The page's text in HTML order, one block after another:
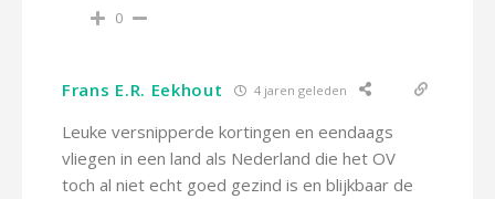
0
Frans E.R. Eekhout 4 jaren geleden
Leuke versnipperde kortingen en eendaags
vliegen in een land als Nederland die het OV
toch al niet echt goed gezind is en blijkbaar de